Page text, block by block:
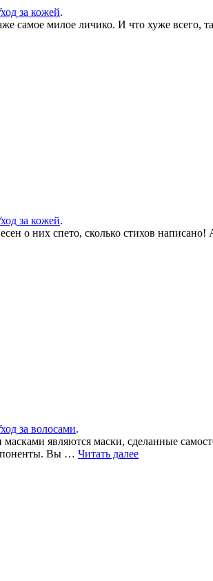
за кожей.
самое милое личико. И что хуже всего,
за кожей.
о них спето, сколько стихов
за волосами.
являются маски, сделанные
Вы … Читать далее